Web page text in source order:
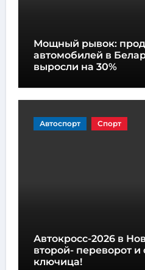
Мощный рывок:
автомобилей в
выросли на 30%
Автоспорт Спорт
Автокросс-2026 в
второй- переворот и
ключица!